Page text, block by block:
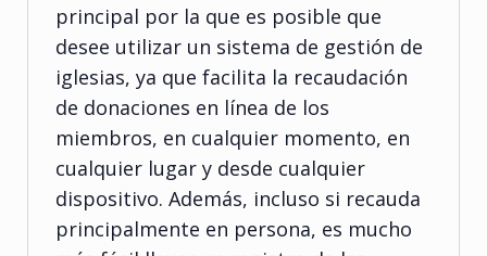
principal por la que es posible que
desee utilizar un sistema de gestión de
iglesias, ya que facilita la recaudación
de donaciones en línea de los
miembros, en cualquier momento, en
cualquier lugar y desde cualquier
dispositivo. Además, incluso si recauda
principalmente en persona, es mucho